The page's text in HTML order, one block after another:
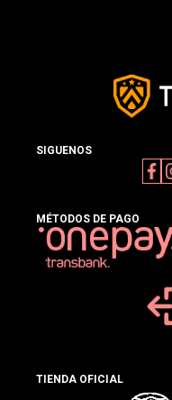
SIGUENOS
MÉTODOS DE PAGO
TIENDA OFICIAL